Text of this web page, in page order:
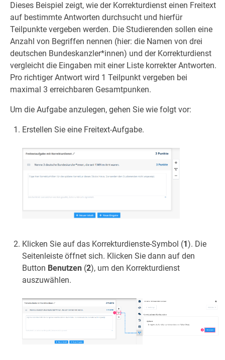
Dieses Beispiel zeigt, wie der Korrekturdienst einen Freitext
auf bestimmte Antworten durchsucht und hierfür
Teilpunkte vergeben werden. Die Studierenden sollen eine
Anzahl von Begriffen nennen (hier: die Namen von drei
deutschen Bundeskanzler*innen) und der Korrekturdienst
vergleicht die Eingaben mit einer Liste korrekter Antworten.
Pro richtiger Antwort wird 1 Teilpunkt vergeben bei
maximal 3 erreichbaren Gesamtpunken.
Um die Aufgabe anzulegen, gehen Sie wie folgt vor:
Erstellen Sie eine Freitext-Aufgabe.
Klicken Sie auf das Korrekturdienste-Symbol (1). Die
Seitenleiste öffnet sich. Klicken Sie dann auf den
Button Benutzen (2), um den Korrekturdienst
auszuwählen.